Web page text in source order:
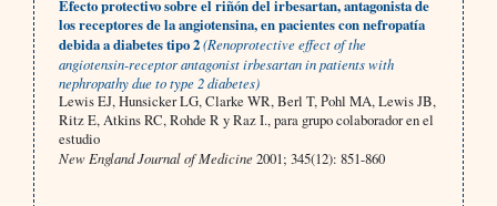
Efecto protectivo sobre el riñón del irbesartan, antagonista de
los receptores de la angiotensina, en pacientes con nefropatía
debida a diabetes tipo 2(Renoprotective effect of the
angiotensin-receptor antagonist irbesartan in patients with
nephropathy due to type 2 diabetes)
Lewis EJ, Hunsicker LG, Clarke WR, Berl T, Pohl MA, Lewis JB,
Ritz E, Atkins RC, Rohde R y Raz I., para grupo colaborador en el
estudio
New England Journal of Medicine2001; 345(12): 851-860